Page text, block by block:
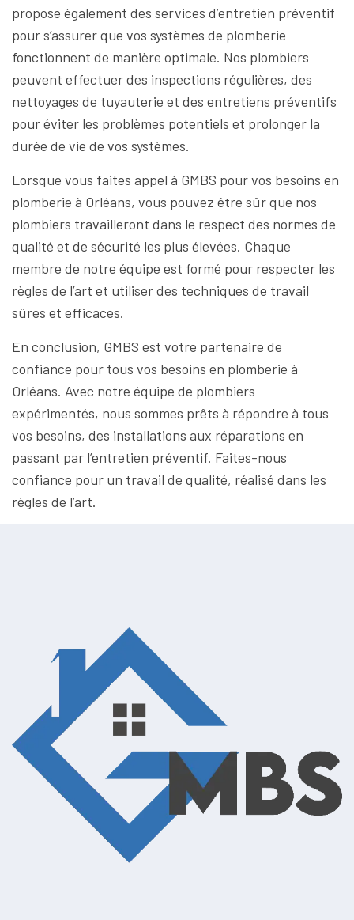
propose également des services d’entretien préventif
pour s’assurer que vos systèmes de plomberie
fonctionnent de manière optimale. Nos plombiers
peuvent effectuer des inspections régulières, des
nettoyages de tuyauterie et des entretiens préventifs
pour éviter les problèmes potentiels et prolonger la
durée de vie de vos systèmes.
Lorsque vous faites appel à GMBS pour vos besoins en
plomberie à Orléans, vous pouvez être sûr que nos
plombiers travailleront dans le respect des normes de
qualité et de sécurité les plus élevées. Chaque
membre de notre équipe est formé pour respecter les
règles de l’art et utiliser des techniques de travail
sûres et efficaces.
En conclusion, GMBS est votre partenaire de
confiance pour tous vos besoins en plomberie à
Orléans. Avec notre équipe de plombiers
expérimentés, nous sommes prêts à répondre à tous
vos besoins, des installations aux réparations en
passant par l’entretien préventif. Faites-nous
confiance pour un travail de qualité, réalisé dans les
règles de l’art.